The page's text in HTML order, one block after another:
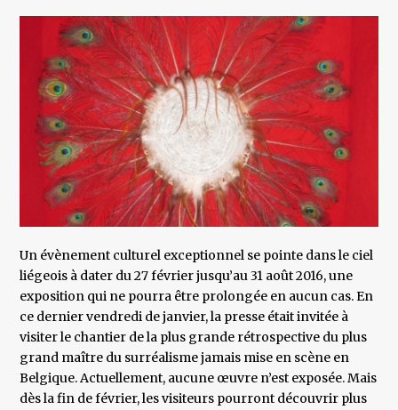
Un évènement culturel exceptionnel se pointe dans le ciel
liégeois à dater du 27 février jusqu’au 31 août 2016, une
exposition qui ne pourra être prolongée en aucun cas. En
ce dernier vendredi de janvier, la presse était invitée à
visiter le chantier de la plus grande rétrospective du plus
grand maître du surréalisme jamais mise en scène en
Belgique. Actuellement, aucune œuvre n’est exposée. Mais
dès la fin de février, les visiteurs pourront découvrir plus